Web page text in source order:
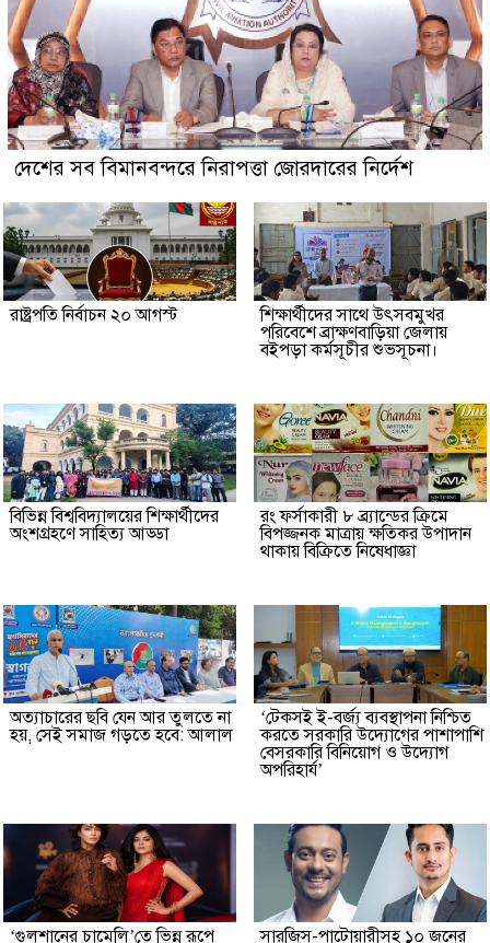
দেশের সব বিমানবন্দরে নিরাপত্তা জোরদারের নির্দেশ
রাষ্ট্রপতি নির্বাচন ২০ আগস্ট
শিক্ষার্থীদের সাথে উৎসবমুখর
পরিবেশে ব্রাক্ষণবাড়িয়া জেলায়
বইপড়া কর্মসূচীর শুভসূচনা।
বিভিন্ন বিশ্ববিদ্যালয়ের শিক্ষার্থীদের
অংশগ্রহণে সাহিত্য আড্ডা
রং ফর্সাকারী ৮ ব্র্যান্ডের ক্রিমে
বিপজ্জনক মাত্রায় ক্ষতিকর উপাদান
থাকায় বিক্রিতে নিষেধাজ্ঞা
অত্যাচারের ছবি যেন আর তুলতে না
হয়, সেই সমাজ গড়তে হবে: আলাল
‘টেকসই ই-বর্জ্য ব্যবস্থাপনা নিশ্চিত
করতে সরকারি উদ্যোগের পাশাপাশি
বেসরকারি বিনিয়োগ ও উদ্যোগ
অপরিহার্য’
‘গুলশানের চামেলি’তে ভিন্ন রূপে
সারজিস-পাটোয়ারীসহ ১০ জনের